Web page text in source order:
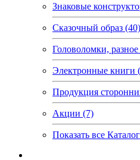
Знаковые
Сказочный образ (40)
Головоломки,
Электронные книги
Продукция
Акции (7)
Показать все Каталог